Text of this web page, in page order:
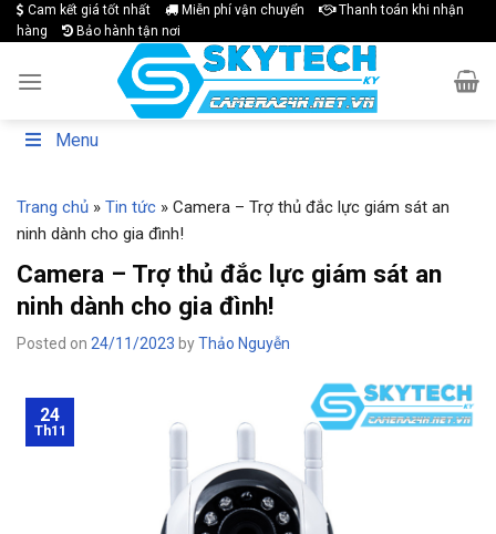
Skip
to
Cam kết giá tốt nhất Miễn phí vận chuyển
Thanh toán khi nhận
hàng
Bảo hành tận nơi
Menu
Trang chủ » Tin tức » Camera – Trợ thủ đắc lực giám sát an
ninh dành cho gia đình!
Camera – Trợ thủ đắc lực giám sát an
ninh dành cho gia đình!
Posted on 24/11/2023 byThảo Nguyễn
24
Th11